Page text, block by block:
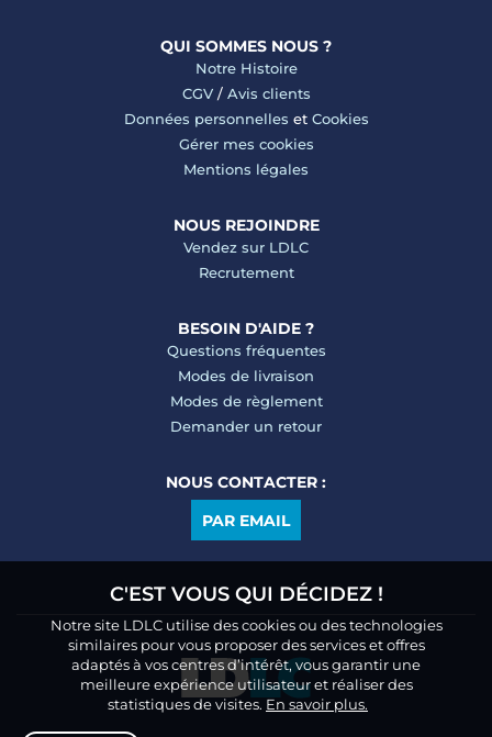
QUI SOMMES NOUS ?
Notre Histoire
CGV/ Avis clients
Données personnelles et Cookies
Gérer mes cookies
Mentions légales
NOUS REJOINDRE
Vendez sur LDLC
Recrutement
BESOIN D'AIDE ?
Questions fréquentes
Modes de livraison
Modes de règlement
Demander un retour
NOUS CONTACTER :
PAR EMAIL
C'EST VOUS QUI DÉCIDEZ !
Notre site LDLC utilise des cookies ou des technologies
similaires pour vous proposer des services et offres
adaptés à vos centres d’intérêt, vous garantir une
meilleure expérience utilisateur et réaliser des
statistiques de visites. En savoir plus.